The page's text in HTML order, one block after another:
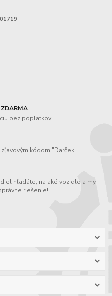
bez poplatkov!
kódom "Darček".
hľadáte, na aké vozidlo a my
riešenie!